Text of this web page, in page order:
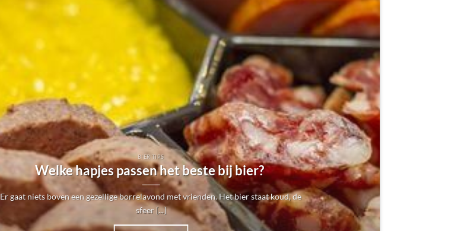
BIER TIPS
Welke hapjes passen het beste bij bier?
Er gaat niets boven een gezellige borrelavond met vrienden. Het bier staat koud, de
sfeer [...]